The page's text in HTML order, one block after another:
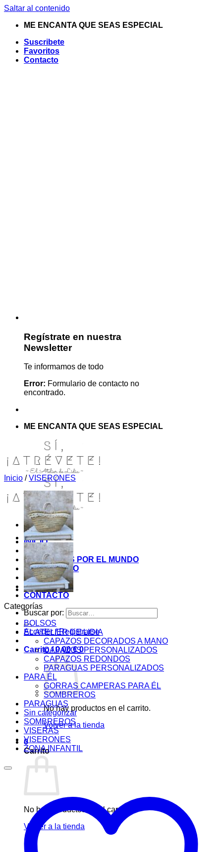
Saltar al contenido
ME ENCANTA QUE SEAS ESPECIAL
Suscribete
Favoritos
Contacto
Regístrate en nuestra
Newsletter
Te informamos de todo
Error: Formulario de contacto no
encontrado.
ME ENCANTA QUE SEAS ESPECIAL
INICIO
TIENDA
MIS COSITAS POR EL MUNDO
EL COMIENZO
BLOG
PAGOS
CONTACTO
Buscar por:
Acceder / Registrarse
Carrito /0,00€ 0
No hay productos en el carrito.
Volver a la tienda
0
Carrito
No hay productos en el carrito.
Volver a la tienda
Inicio / VISERONES
Categorías
BOLSOS
EL ATELIER DE LIDIA
CAPAZOS DECORADOS A MANO
CAPAZOS PERSONALIZADOS
CAPAZOS REDONDOS
PARAGUAS PERSONALIZADOS
PARA ÉL
GORRAS CAMPERAS PARA ÉL
SOMBREROS
PARAGUAS
Sin categorizar
SOMBREROS
VISERAS
VISERONES
ZONA INFANTIL